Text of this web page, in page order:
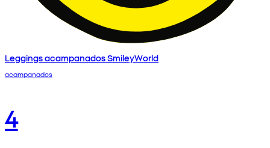
Leggings acampanados SmileyWorld
acampanados
4